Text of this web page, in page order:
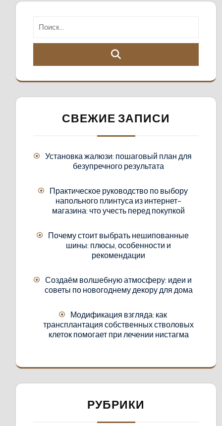
СВЕЖИЕ ЗАПИСИ
Установка жалюзи: пошаговый план для
безупречного результата
Практическое руководство по выбору
напольного плинтуса из интернет-
магазина: что учесть перед покупкой
Почему стоит выбрать нешипованные
шины: плюсы, особенности и
рекомендации
Создаём волшебную атмосферу: идеи и
советы по новогоднему декору для дома
Модификация взгляда: как
трансплантация собственных стволовых
клеток помогает при лечении нистагма
РУБРИКИ